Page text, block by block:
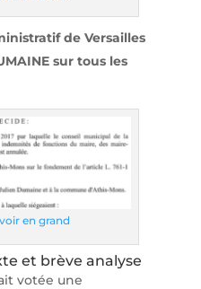
de Versailles
sur tous les
en grand
et brève analyse
votée une